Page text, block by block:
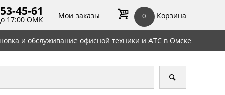
45-61
17:00 ОМК Мои заказы 0 Корзина
и обслуживание офисной техники и АТС в Омске